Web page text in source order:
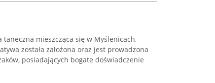
taneczna mieszcząca się w Myślenicach,
została założona oraz jest prowadzona
posiadających bogate doświadczenie